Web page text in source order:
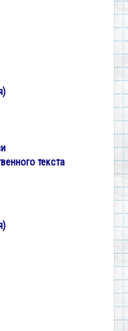
текста